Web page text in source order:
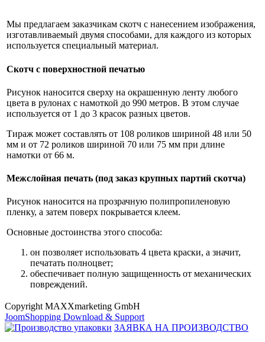
Мы предлагаем заказчикам скотч с нанесением изображения,
изготавливаемый двумя способами, для каждого из которых
используется специальный материал.
Скотч с поверхностной печатью
Рисунок наносится сверху на окрашенную ленту любого
цвета в рулонах с намоткой до 990 метров. В этом случае
используется от 1 до 3 красок разных цветов.
Тираж может составлять от 108 роликов шириной 48 или 50
мм и от 72 роликов шириной 70 или 75 мм при длине
намотки от 66 м.
Межслойная печать (под заказ крупных партий скотча)
Рисунок наносится на прозрачную полипропиленовую
пленку, а затем поверх покрывается клеем.
Основные достоинства этого способа:
он позволяет использовать 4 цвета краски, а значит,
печатать полноцвет;
обеспечивает полную защищенность от механических
повреждений.
Copyright MAXXmarketing GmbH
JoomShopping Download & Support
ЗАЯВКА НА ПРОИЗВОДСТВО